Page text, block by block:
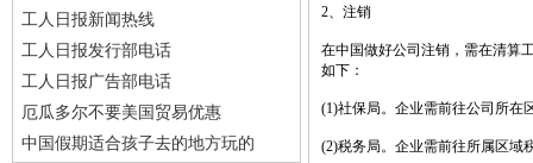
工人日报新闻热线
工人日报发行部电话
工人日报广告部电话
厄瓜多尔不要美国贸易优惠
中国假期适合孩子去的地方玩的
2、注销
在中国做好公司注销，需在清算
如下：
(1)社保局。企业需前往公司所在
(2)税务局。企业需前往所属区域